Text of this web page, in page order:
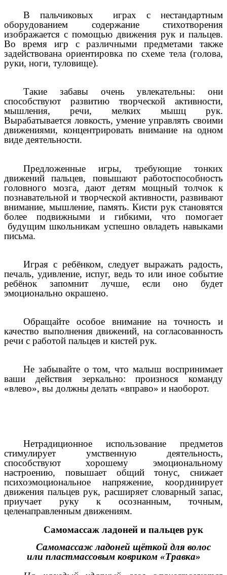
В пальчиковых играх с нестандартным
оборудованием содержание стихотворения
изображается с помощью движения рук и пальцев.
Во время игр с различными предметами также
задействована ориентировка по схеме тела (голова,
руки, ноги, туловище).
Такие забавы очень увлекательны: они
способствуют развитию творческой активности,
мышления, речи, мелких мышц рук.
Вырабатывается ловкость, умение управлять своими
движениями, концентрировать внимание на одном
виде деятельности.
Предложенные игры, требующие тонких
движений пальцев, повышают работоспособность
головного мозга, дают детям мощный толчок к
познавательной и творческой активности, развивают
внимание, мышление, память. Кисти рук становятся
более подвижными и гибкими, что помогает
будущим школьникам успешно овладеть навыками
письма.
Играя с ребёнком, следует выражать радость,
печаль, удивление, испуг, ведь то или иное событие
ребёнок запомнит лучше, если оно будет
эмоционально окрашено.
Обращайте особое внимание на точность и
качество выполнения движений, на согласованность
речи с работой пальцев и кистей рук.
Не забывайте о том, что малыш воспринимает
ваши действия зеркально: произнося команду
«влево», вы должны делать «вправо» и наоборот.
Нетрадиционное использование предметов
стимулирует умственную деятельность,
способствуют хорошему эмоциональному
настроению, повышает общий тонус, снижает
психоэмоциональное напряжение, координирует
движения пальцев рук, расширяет словарный запас,
приучает руку к осознанным, точным,
целенаправленным движениям.
Самомассаж ладоней и пальцев рук
Самомассаж ладоней щёткой для волос
или пластмассовым ковриком «Травка»